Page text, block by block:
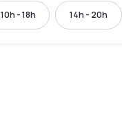
10h - 18h 14h - 20h